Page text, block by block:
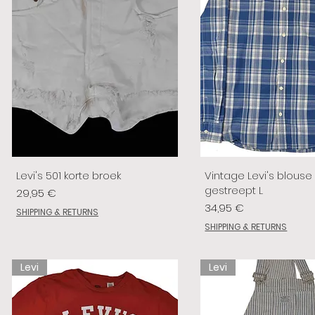
Levi's 501 korte broek
Preis
29,95 €
SHIPPING & RETURNS
Vintage Levi's blouse
gestreept L
Preis
34,95 €
SHIPPING & RETURNS
Levi Levi